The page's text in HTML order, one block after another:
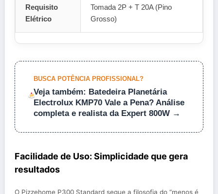
Requisito
Elétrico
Tomada 2P + T 20A (Pino
Grosso)
BUSCA POTÊNCIA PROFISSIONAL?
Veja também: Batedeira Planetária
Electrolux KMP70 Vale a Pena? Análise
completa e realista da Expert 800W →
Facilidade de Uso: Simplicidade que gera
resultados
O Pizzehome P300 Standard segue a filosofia do “menos é